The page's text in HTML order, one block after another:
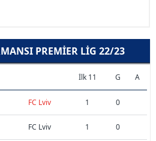
PREMIER LIG 22/23
İlk 11 G A
FC Lviv 1
0
FC Lviv 1
0